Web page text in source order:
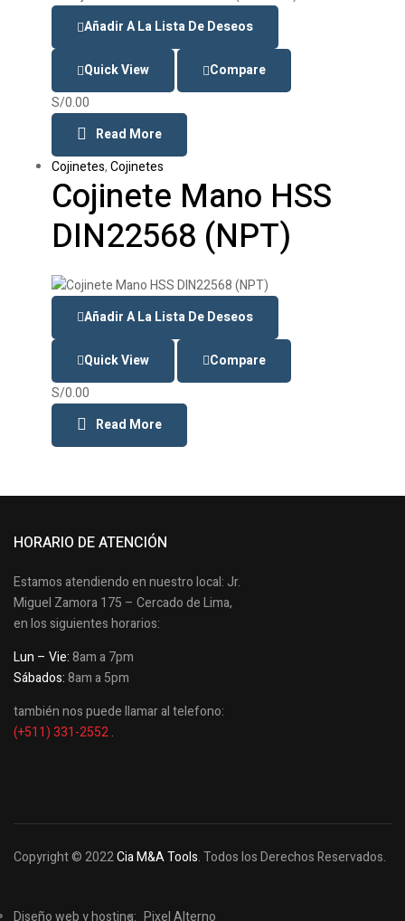
Añadir A La Lista De Deseos
Quick View
Compare
S/0.00
Read More
Cojinetes,Cojinetes
Cojinete Mano HSS
DIN22568 (NPT)
Añadir A La Lista De Deseos
Quick View
Compare
S/0.00
Read More
HORARIO DE ATENCIÓN
Estamos atendiendo en nuestro local: Jr.
Miguel Zamora 175 – Cercado de Lima,
en los siguientes horarios:
Lun – Vie:8am a 7pm
Sábados:8am a 5pm
también nos puede llamar al telefono:
(+511) 331-2552.
Copyright © 2022Cia M&A Tools. Todos los Derechos Reservados.
Diseño web y hosting: Pixel Alterno